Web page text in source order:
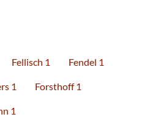
Fellisch 1 Fendel 1
1 Forsthoff 1
1